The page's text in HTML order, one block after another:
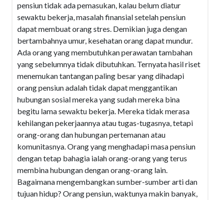
pensiun tidak ada pemasukan, kalau belum diatur
sewaktu bekerja, masalah finansial setelah pensiun
dapat membuat orang stres. Demikian juga dengan
bertambahnya umur, kesehatan orang dapat mundur.
Ada orang yang membutuhkan perawatan tambahan
yang sebelumnya tidak dibutuhkan. Ternyata hasil riset
menemukan tantangan paling besar yang dihadapi
orang pensiun adalah tidak dapat menggantikan
hubungan sosial mereka yang sudah mereka bina
begitu lama sewaktu bekerja. Mereka tidak merasa
kehilangan pekerjaannya atau tugas-tugasnya, tetapi
orang-orang dan hubungan pertemanan atau
komunitasnya. Orang yang menghadapi masa pensiun
dengan tetap bahagia ialah orang-orang yang terus
membina hubungan dengan orang-orang lain.
Bagaimana mengembangkan sumber-sumber arti dan
tujuan hidup? Orang pensiun, waktunya makin banyak,